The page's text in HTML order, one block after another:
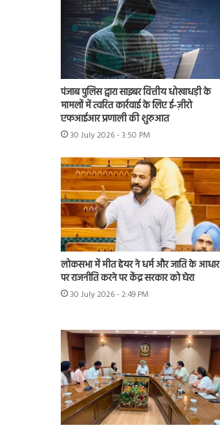
पंजाब पुलिस द्वारा साइबर वित्तीय धोखाधड़ी के
मामलों में त्वरित कार्रवाई के लिए ई-ज़ीरो
एफआईआर प्रणाली की शुरुआत
30 July 2026 - 3:50 PM
लोकसभा में मीत हेयर ने धर्म और जाति के आधार
पर राजनीति करने पर केंद्र सरकार को घेरा
30 July 2026 - 2:49 PM